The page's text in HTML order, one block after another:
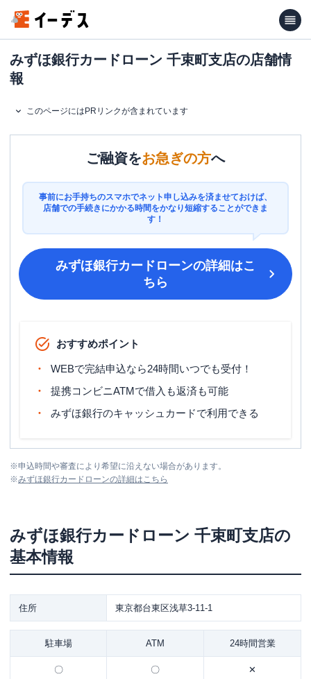
みずほ銀行カードローン 千束町支店の店舗情
報
このページにはPRリンクが含まれています
ご融資をお急ぎの方へ
事前にお手持ちのスマホでネット申し込みを済ませておけば、
店舗での手続きにかかる時間をかなり短縮することができま
す！
みずほ銀行カードローンの詳細はこ
ちら
おすすめポイント
WEBで完結申込なら24時間いつでも受付！
提携コンビニATMで借入も返済も可能
みずほ銀行のキャッシュカードで利用できる
※申込時間や審査により希望に沿えない場合があります。
※みずほ銀行カードローンの詳細はこちら
みずほ銀行カードローン 千束町支店の
基本情報
住所 東京都台東区浅草3-11-1
駐車場 ATM 24時間営業
〇 〇 ✕